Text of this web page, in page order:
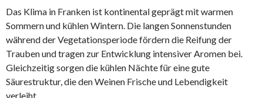
Das Klima in Franken ist kontinental geprägt mit warmen
Sommern und kühlen Wintern. Die langen Sonnenstunden
während der Vegetationsperiode fördern die Reifung der
Trauben und tragen zur Entwicklung intensiver Aromen bei.
Gleichzeitig sorgen die kühlen Nächte für eine gute
Säurestruktur, die den Weinen Frische und Lebendigkeit
verleiht.